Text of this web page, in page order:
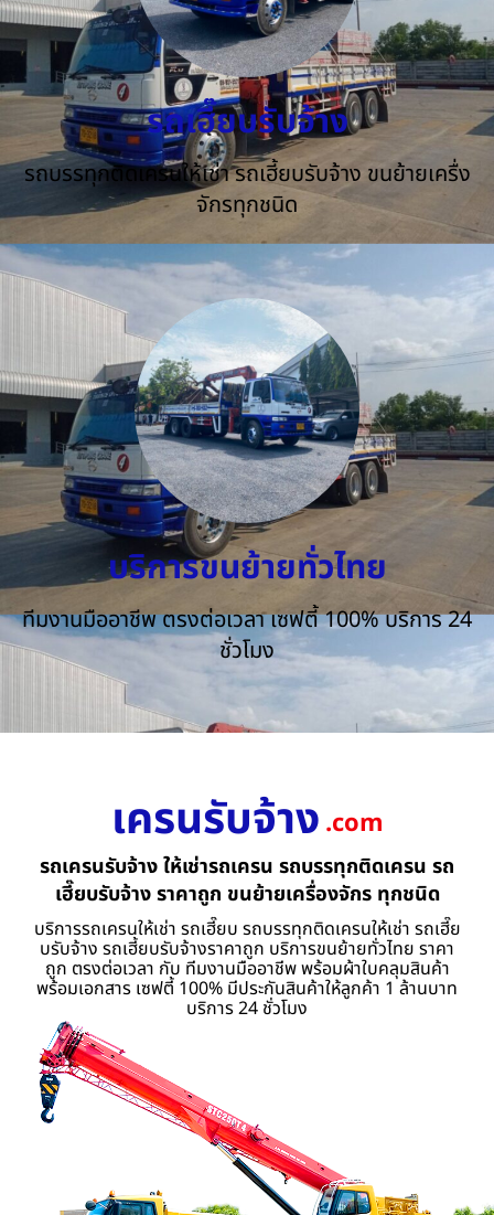
รถเฮี๊ยบรับจ้าง
รถบรรทุกติดเครนให้เช่า รถเฮี้ยบรับจ้าง ขนย้ายเครื่ง
จักรทุกชนิด
บริการขนย้ายทั่วไทย
ทีมงานมืออาชีพ ตรงต่อเวลา เซฟตี้ 100% บริการ 24
ชั่วโมง
เครนรับจ้าง .com
รถเครนรับจ้าง ให้เช่ารถเครน รถบรรทุกติดเครน รถ
เฮี๊ยบรับจ้าง ราคาถูก ขนย้ายเครื่องจักร ทุกชนิด
บริการรถเครนให้เช่า รถเฮี๊ยบ รถบรรทุกติดเครนให้เช่า รถเฮี๊ย
บรับจ้าง รถเฮี้ยบรับจ้างราคาถูก บริการขนย้ายทั่วไทย ราคา
ถูก ตรงต่อเวลา กับ ทีมงานมืออาชีพ พร้อมผ้าใบคลุมสินค้า
พร้อมเอกสาร เซฟตี้ 100% มีประกันสินค้าให้ลูกค้า 1 ล้านบาท
บริการ 24 ชั่วโมง